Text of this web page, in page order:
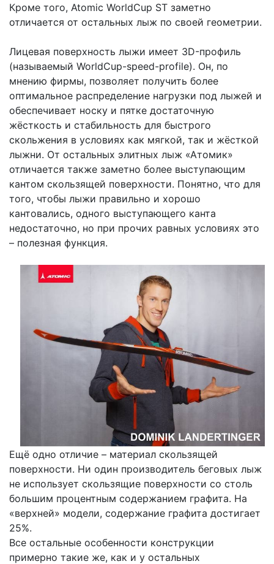
Кроме того, Atomic WorldCup ST заметно
отличается от остальных лыж по своей геометрии.
Лицевая поверхность лыжи имеет 3D-профиль
(называемый WorldCup-speed-profile). Он, по
мнению фирмы, позволяет получить более
оптимальное распределение нагрузки под лыжей и
обеспечивает носку и пятке достаточную
жёсткость и стабильность для быстрого
скольжения в условиях как мягкой, так и жёсткой
лыжни. От остальных элитных лыж «Атомик»
отличается также заметно более выступающим
кантом скользящей поверхности. Понятно, что для
того, чтобы лыжи правильно и хорошо
кантовались, одного выступающего канта
недостаточно, но при прочих равных условиях это
– полезная функция.
Ещё одно отличие – материал скользящей
поверхности. Ни один производитель беговых лыж
не использует скользящие поверхности со столь
большим процентным содержанием графита. На
«верхней» модели, содержание графита достигает
25%.
Все остальные особенности конструкции
примерно такие же, как и у остальных